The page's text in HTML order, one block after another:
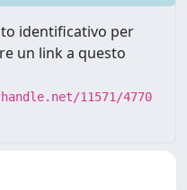
identificativo per
un link a questo
11571/4770